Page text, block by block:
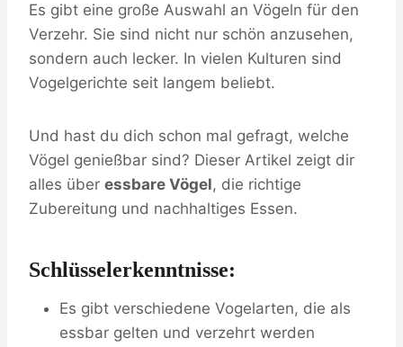
Es gibt eine große Auswahl an Vögeln für den
Verzehr. Sie sind nicht nur schön anzusehen,
sondern auch lecker. In vielen Kulturen sind
Vogelgerichte seit langem beliebt.
Und hast du dich schon mal gefragt, welche
Vögel genießbar sind? Dieser Artikel zeigt dir
alles über essbare Vögel, die richtige
Zubereitung und nachhaltiges Essen.
Schlüsselerkenntnisse:
Es gibt verschiedene Vogelarten, die als
essbar gelten und verzehrt werden